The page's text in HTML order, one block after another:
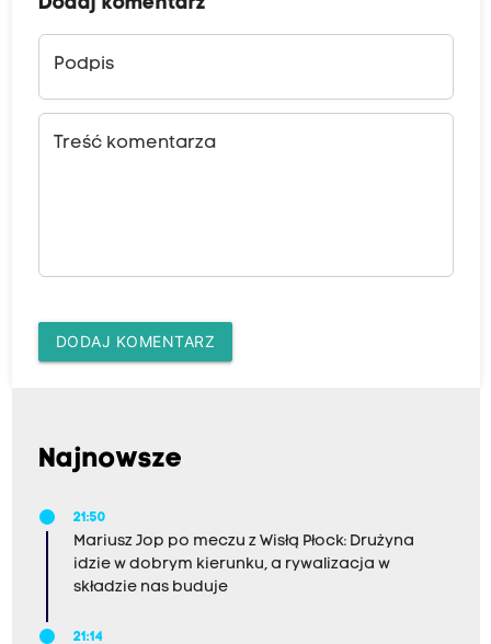
Podpis
Treść komentarza
DODAJ KOMENTARZ
Najnowsze
21:50
Mariusz Jop po meczu z Wisłą Płock: Drużyna
idzie w dobrym kierunku, a rywalizacja w
składzie nas buduje
21:14